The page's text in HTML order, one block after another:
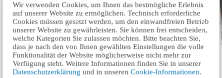
Wir verwenden Cookies, um Ihnen das bestmögliche Erlebnis
auf unserer Website zu ermöglichen. Technisch erforderliche
Cookies müssen gesetzt werden, um den einwandfreien Betrieb
unserer Website zu gewährleisten. Sie können frei entscheiden,
welche Kategorien Sie zulassen möchten. Bitte beachten Sie,
dass je nach den von Ihnen gewählten Einstellungen die volle
Funktionalität der Website möglicherweise nicht mehr zur
Verfügung steht. Weitere Informationen finden Sie in unserer
Datenschutzerklärung und in unserenCookie-Informationen.
هذه الخدمة متوفرة حاليا فقط باللغة الانجليزية.انقر هنا
للانتقال إلى الموقع الإلكتروني باللغة الإنجليزية